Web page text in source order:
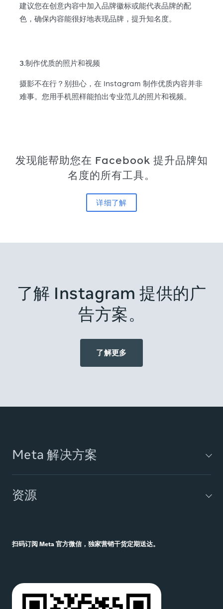
建议您在创意内容中加入品牌徽标或能代表品牌的配
色，确保内容能很好地表现品牌，提升知名度。
3.制作优质的照片和视频
摄影不在行？别担心，在 Instagram 制作优质内容并非
难事。您用手机照样能拍出专业范儿的照片和视频。
发现能帮助您在 Facebook 提升品牌知
名度的所有工具。
详细了解
了解 Instagram 提供的广
告方案。
了解更多
Meta 解决方案
业务消息工具
制胜五招
资源
搜索
扫码订阅 Meta 官方微信，独家营销干货定期送达。